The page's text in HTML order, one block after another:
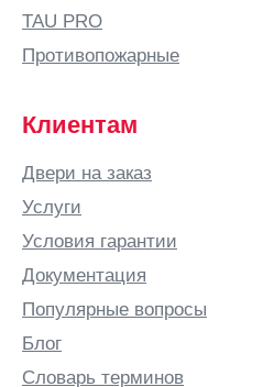
TAU PRO
Противопожарные
Клиентам
Двери на заказ
Услуги
Условия гарантии
Документация
Популярные вопросы
Блог
Словарь терминов